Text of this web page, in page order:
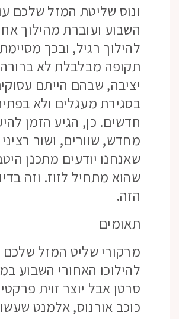
ונוס שליטת המזל שלכם
השבוע ועוברת מהילוך
להילוך רגיל, ובכך
תקופה מבלבלת לא
יציבה, שבהם הייתם
בסגירת מעגלים ולא
חדשים. כן, הגיע הזמן
מחדש, שוורים, ושור
שאנחנו יודעים מתכנן
שהוא מתחיל לזוז. וזה
הזה.
תאומים
מרקורי שליט המזל שלכם
להילוכו האחורי השבוע
סרטן אבל יוצר זוית
כוכב אורנוס, אלמנט